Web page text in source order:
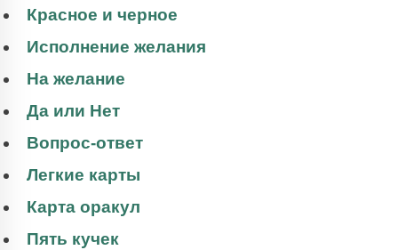
Красное и черное
Исполнение желания
На желание
Да или Нет
Вопрос-ответ
Легкие карты
Карта оракул
Пять кучек